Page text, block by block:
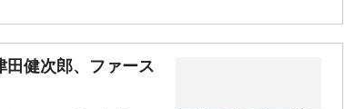
田健次郎、ファース